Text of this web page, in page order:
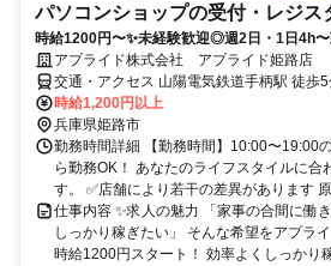
パソコンショップの受付・レジス
時給1200円〜✨未経験歓迎◎週2日・1日4h〜
アプライド株式会社 アプライド姫路店
交通・アクセス 山陽電気鉄道手柄駅 徒歩
時給1,200円以上
兵庫県姫路市
勤務時間詳細 【勤務時間】10:00〜19:00
ら勤務OK！ あなたのライフスタイルに合
す。 ✅店舗により若干の差異があります
仕事内容 ✨求人の魅力 「家事の合間に働
しっかり稼ぎたい」 そんな希望をアプラ
時給1200円スタート！ 効率よくしっかり